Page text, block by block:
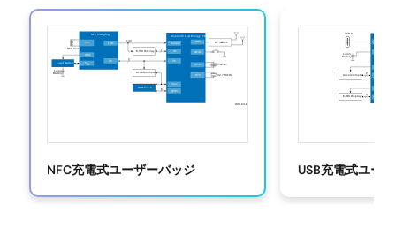
of Arrival Locatorと互換性があり、高精度かつ低消
費電力で包括的なリアルタイムの位置情報システム
を実現します。
超低消費電力のシリアルフラッシュは、最小限の電
力使用で高速読み取り性能を実現し、バッテリ寿命
超低電力出荷モードは、輸送や保管中にバッテリの
寿命を維持し、バッジが配備されたときにすぐに使
用できるようにします。
interactive
block
diagram
NFC充電式ユーザーバッジ USB充電式ユー